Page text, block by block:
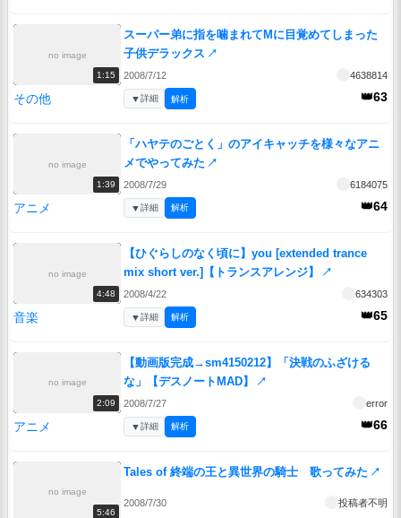
no image
1:15
スーパー弟に指を噛まれてMに目覚めてしまった
子供デラックス ↗
2008/7/12 4638814
その他 👑63
▼詳細 解析
no image
1:39
「ハヤテのごとく」のアイキャッチを様々なアニ
メでやってみた ↗
2008/7/29 6184075
アニメ 👑64
▼詳細 解析
no image
4:48
【ひぐらしのなく頃に】you [extended trance
mix short ver.]【トランスアレンジ】
↗
2008/4/22 634303
音楽 👑65
▼詳細 解析
no image
2:09
【動画版完成→sm4150212】「決戦のふざける
な」【デスノートMAD】
↗
2008/7/27 error
アニメ 👑66
▼詳細 解析
no image
5:46
Tales of 終端の王と異世界の騎士 歌ってみた ↗
2008/7/30 投稿者不明